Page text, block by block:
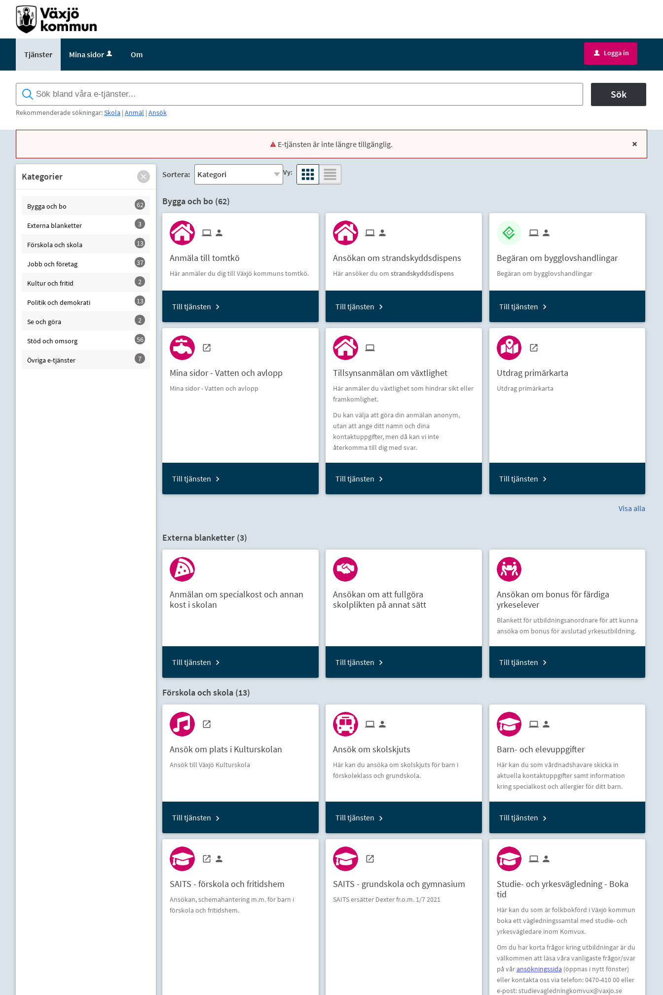
Välkommen
kommun
Tjänster Mina sidor Om u Logga in
Sök
Rekommenderade sökningar:Skola | Anmäl | Ansök
E-tjänsten är inte längre tillgänglig. x
Kategorier
Bygga och bo 62
Externa blanketter 3
Förskola och skola 13
Jobb och företag 37
Kultur och fritid 2
Politik och demokrati 13
Se och göra 2
Stöd och omsorg 56
Övriga e-tjänster 7
Sortera: Vy:
Bygga och bo (62)
Anmäla till tomtkö
Här anmäler du dig till Växjö kommuns tomtkö.
Till tjänsten
Ansökan om strandskyddsdispens
Här ansöker du omstrandskyddsdispens
Till tjänsten
Begäran om bygglovshandlingar
Begäran om bygglovshandlingar
Till tjänsten
Mina sidor - Vatten och avlopp
Mina sidor - Vatten och avlopp
Till tjänsten
Tillsynsanmälan om växtlighet
Här anmäler du växtlighet som hindrar sikt eller
framkomlighet.
Du kan välja att göra din anmälan anonym,
utan att ange ditt namn och dina
kontaktuppgifter, men då kan vi inte
återkomma till dig med svar.
Till tjänsten
Utdrag primärkarta
Utdrag primärkarta
Till tjänsten
Visa alla
Externa blanketter (3)
Anmälan om specialkost och annan
kost i skolan
Till tjänsten
Ansökan om att fullgöra
skolplikten på annat sätt
Till tjänsten
Ansökan om bonus för färdiga
yrkeselever
Blankett för utbildningsanordnare för att kunna
ansöka om bonus för avslutad yrkesutbildning.
Till tjänsten
Förskola och skola (13)
Ansök om plats i Kulturskolan
Ansök till Växjö Kulturskola
Till tjänsten
Ansök om skolskjuts
Här kan du ansöka om skolskjuts för barn i
förskoleklass och grundskola.
Till tjänsten
Barn- och elevuppgifter
Här kan du som vårdnadshavare skicka in
aktuella kontaktuppgifter samt information
kring specialkost och allergier för ditt barn.
Till tjänsten
SAITS - förskola och fritidshem
Ansökan, schemahantering m.m. för barn i
förskola och fritidshem.
SAITS - grundskola och gymnasium
SAITS ersätter Dexter fr.o.m. 1/7 2021
Studie- och yrkesvägledning - Boka
tid
Här kan du som är folkbokförd i Växjö kommun
boka ett vägledningssamtal med studie- och
yrkesvägledare inom Komvux.
Om du har korta frågor kring utbildningar är du
välkommen att läsa våra vanligaste frågor/svar
på vår ansökningssida(öppnas i nytt fönster)
eller kontakta oss via telefon: 0470-410 00 eller
e-post: studievagledningkomvux@vaxjo.se